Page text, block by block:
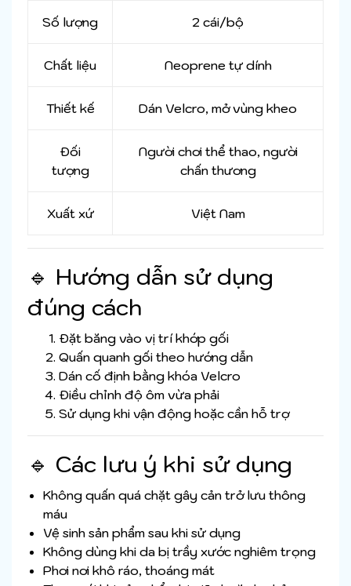
Số lượng 2 cái/bộ
Chất liệu Neoprene tự dính
Thiết kế Dán Velcro, mở vùng kheo
Đối
tượng
Người chơi thể thao, người
chấn thương
Xuất xứ Việt Nam
🔹 Hướng dẫn sử dụng
đúng cách
Đặt băng vào vị trí khớp gối
Quấn quanh gối theo hướng dẫn
Dán cố định bằng khóa Velcro
Điều chỉnh độ ôm vừa phải
Sử dụng khi vận động hoặc cần hỗ trợ
🔹 Các lưu ý khi sử dụng
Không quấn quá chặt gây cản trở lưu thông
máu
Vệ sinh sản phẩm sau khi sử dụng
Không dùng khi da bị trầy xước nghiêm trọng
Phơi nơi khô ráo, thoáng mát